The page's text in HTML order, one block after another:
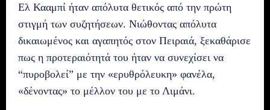
Ελ Κααμπί ήταν απόλυτα θετικός από την πρώτη
στιγμή των συζητήσεων. Νιώθοντας απόλυτα
δικαιωμένος και αγαπητός στον Πειραιά, ξεκαθάρισε
πως η προτεραιότητά του ήταν να συνεχίσει να
“πυροβολεί” με την «ερυθρόλευκη» φανέλα,
«δένοντας» το μέλλον του με το Λιμάνι.